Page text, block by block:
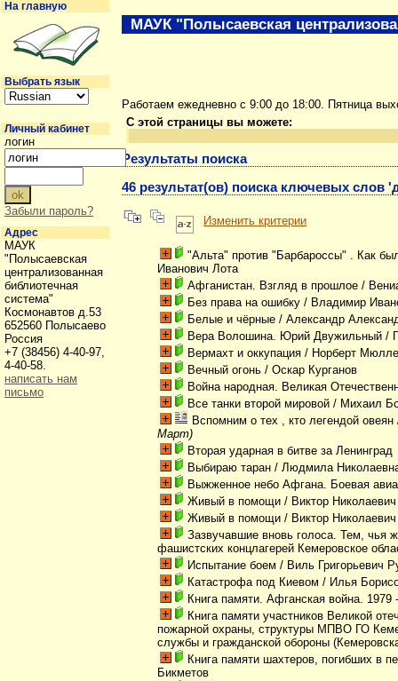
Работаем ежедневно с 9:00 до 18:00. Пятница
С этой страницы вы можете:
Результаты поиска
46 результат(ов) поиска ключевых слов
Изменить критерии
"Альта" против "Барбароссы" . Как
Иванович Лота
Афганистан. Взгляд в прошлое /
Без права на ошибку / Владимир
Белые и чёрные / Александр
Вера Волошина. Юрий Двужильный /
Вермахт и оккупация / Норберт
Вечный огонь / Оскар Курганов
Война народная. Великая
Все танки второй мировой / Михаил
Вспомним о тех , кто легендой овеян
Март)
Вторая ударная в битве за Ленинград
Выбираю таран / Людмила
Выжженное небо Афгана. Боевая
Живый в помощи / Виктор
Живый в помощи / Виктор
Зазвучавшие вновь голоса. Тем, чья
фашистских концлагерей Кемеровское
Испытание боем / Виль Григорьевич
Катастрофа под Киевом / Илья
Книга памяти. Афганская война. 1979
Книга памяти участников Великой
пожарной охраны, структуры МПВО ГО
службы и гражданской обороны
Книга памяти шахтеров, погибших в
Бикметов
МАУК "Полысаевская
На главную
Выбрать язык
Личный кабинет
логин
Забыли пароль?
Адрес
МАУК
"Полысаевская
централизованная
библиотечная
система"
Космонавтов д.53
652560 Полысаево
Россия
+7 (38456) 4-40-97,
4-40-58.
написать нам
письмо